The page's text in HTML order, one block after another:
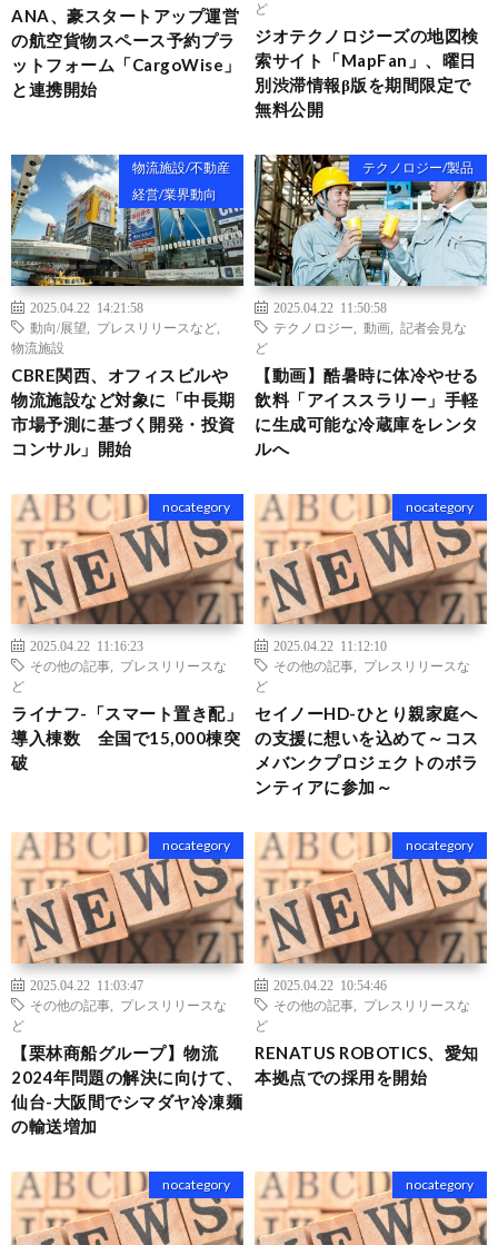
ANA、豪スタートアップ運営
の航空貨物スペース予約プラ
ットフォーム「CargoWise」
と連携開始
ど
ジオテクノロジーズの地図検
索サイト「MapFan」、曜日
別渋滞情報β版を期間限定で
無料公開
物流施設/不動産
経営/業界動向
2025.04.22 14:21:58
動向/展望
プレスリリースなど
物流施設
CBRE関西、オフィスビルや
物流施設など対象に「中長期
市場予測に基づく開発・投資
コンサル」開始
テクノロジー/製品
2025.04.22 11:50:58
テクノロジー
動画
記者会見な
ど
【動画】酷暑時に体冷やせる
飲料「アイススラリー」手軽
に生成可能な冷蔵庫をレンタ
ルへ
nocategory
2025.04.22 11:16:23
その他の記事
プレスリリースな
ど
ライナフ-「スマート置き配」
導入棟数 全国で15,000棟突
破
nocategory
2025.04.22 11:12:10
その他の記事
プレスリリースな
ど
セイノーHD-ひとり親家庭へ
の支援に想いを込めて～コス
メバンクプロジェクトのボラ
ンティアに参加～
nocategory
2025.04.22 11:03:47
その他の記事
プレスリリースな
ど
【栗林商船グループ】物流
2024年問題の解決に向けて、
仙台-大阪間でシマダヤ冷凍麺
の輸送増加
nocategory
2025.04.22 10:54:46
その他の記事
プレスリリースな
ど
RENATUS ROBOTICS、愛知
本拠点での採用を開始
nocategory nocategory